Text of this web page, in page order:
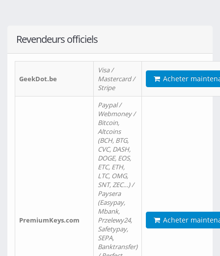
Revendeurs officiels
GeekDot.be
Visa /
Mastercard /
Stripe
Acheter
PremiumKeys.com
Paypal /
Webmoney /
Bitcoin,
Altcoins
(BCH, BTG,
CVC, DASH,
DOGE, EOS,
ETC, ETH,
LTC, OMG,
SNT, ZEC…) /
Paysera
(Easypay,
Mbank,
Przelewy24,
Safetypay,
SEPA,
Banktransfer)
Acheter